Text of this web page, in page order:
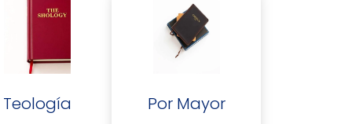
Teología Por Mayor